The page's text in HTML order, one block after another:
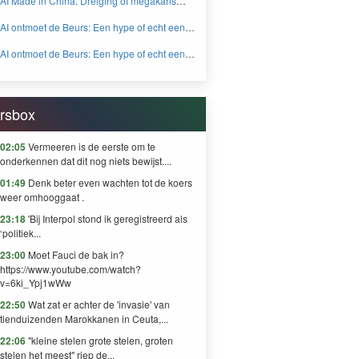
GREED
AI ontmoet de Beurs: Een hype of echt een
GREED
AI ontmoet de Beurs: Een hype of echt een
02:05 Vermeeren is de eerste om te
onderkennen dat dit nog niets bewijst....
01:49 Denk beter even wachten tot de koers
weer omhooggaat .
23:18'Bij Interpol stond ik geregistreerd als
‘politiek...
23:00 Moet Fauci de bak in?
https://www.youtube.com/watch?
v=6ki_Ypj1wWw
22:50Wat zat er achter de 'invasie' van
tienduizenden Marokkanen in Ceuta,...
22:06"kleine stelen grote stelen, groten
stelen het meest" riep de...